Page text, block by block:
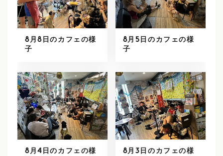
8月8日のカフェの様
子
8月5日のカフェの様
子
8月4日のカフェの様
8月3日のカフェの様